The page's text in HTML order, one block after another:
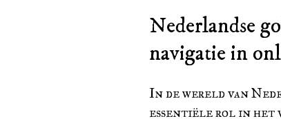
Nederlandse
navigatie in
In de wereld van
essentiële rol in het